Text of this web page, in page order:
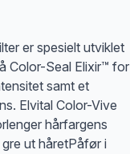
er spesielt utviklet
Color-Seal Elixir™ for
samt et
Elvital Color-Vive
hårfargens
ut håretPåfør i